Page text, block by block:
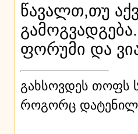
წავალთ,თუ
ფორუმი და
გახსოვდეს თოფს
როგორც